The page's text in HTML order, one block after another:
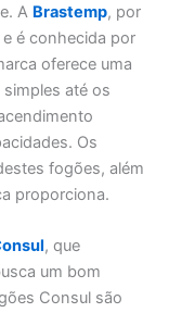
A Brastemp, por
é conhecida por
oferece uma
até os
Os
fogões, além
proporciona.
, que
um bom
Consul são